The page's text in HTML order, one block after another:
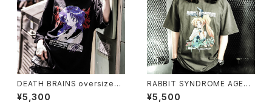
DEATH BRAINS oversized
T-shirt
¥5,300
RABBIT SYNDROME AGED
T-shirt
¥5,500